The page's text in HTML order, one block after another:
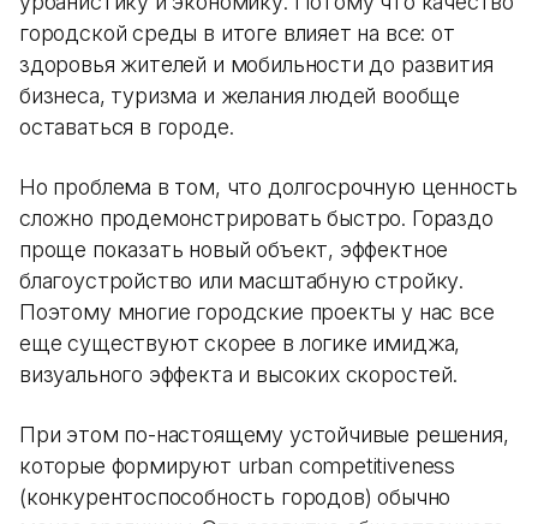
городской среды в итоге влияет на все: от
здоровья жителей и мобильности до развития
бизнеса, туризма и желания людей вообще
оставаться в городе.
Но проблема в том, что долгосрочную ценность
сложно продемонстрировать быстро. Гораздо
проще показать новый объект, эффектное
благоустройство или масштабную стройку.
Поэтому многие городские проекты у нас все
еще существуют скорее в логике имиджа,
визуального эффекта и высоких скоростей.
При этом по-настоящему устойчивые решения,
которые формируют urban competitiveness
(конкурентоспособность городов) обычно